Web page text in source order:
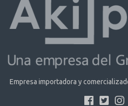
Empresa importadora y